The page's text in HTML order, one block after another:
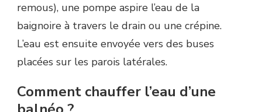
remous), une pompe aspire l’eau de la
baignoire à travers le drain ou une crépine.
L’eau est ensuite envoyée vers des buses
placées sur les parois latérales.
Comment chauffer l’eau d’une